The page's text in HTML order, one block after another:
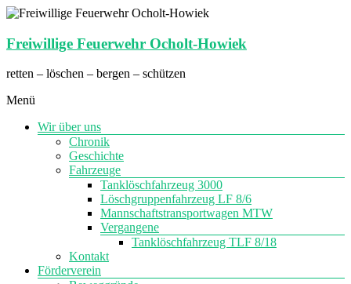
Zum
wechseln
Freiwillige Feuerwehr Ocholt-Howiek
retten – löschen – bergen – schützen
Menü
Wir über uns
Chronik
Geschichte
Fahrzeuge
Tanklöschfahrzeug 3000
Löschgruppenfahrzeug LF 8/6
Mannschaftstransportwagen MTW
Vergangene
Tanklöschfahrzeug TLF 8/18
Kontakt
Förderverein